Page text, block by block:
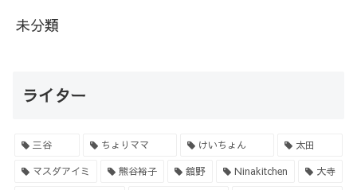
未分類
ライター
三谷 ちょりママ けいちょん 太田
マスダアイミ 熊谷裕子 舘野 Ninakitchen 大寺